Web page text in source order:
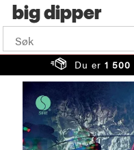
big
Du er 1 500